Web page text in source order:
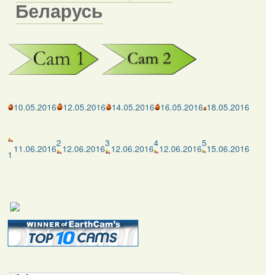
Беларусь
10.05.2016 12.05.2016 14.05.2016 16.05.2016 18.05.2016
1 11.06.20162 12.06.20163 12.06.2016412.06.2016515.06.2016